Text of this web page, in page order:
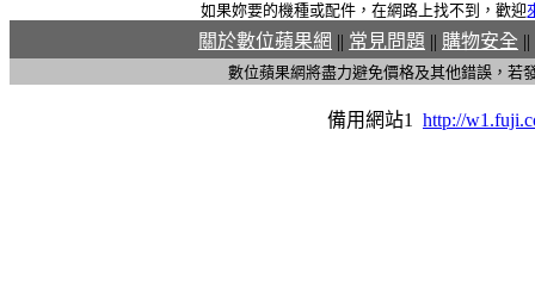
如果妳要的機種或配件，在網路上找不到，歡迎
關於數位蘋果網 || 常見問題 || 購物安全 ||
數位蘋果網將盡力避免價格及其他錯誤，若
備用網站1 http://